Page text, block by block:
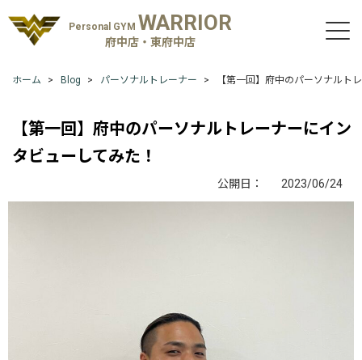
Personal GYM WARRIOR
府中店・東府中店
ホーム Blog パーソナルトレーナー 【第一回】府中のパーソナルト
【第一回】府中のパーソナルトレーナーにイン
タビューしてみた！
公開日： 2023/06/24